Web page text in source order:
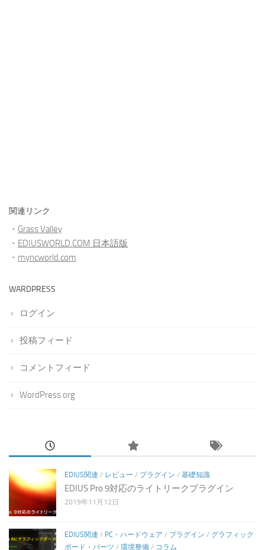
関連リンク
・ Grass Valley
・ EDIUSWORLD.COM 日本語版
・ myncworld.com
WARDPRESS
ログイン
投稿フィード
コメントフィード
WordPress.org
EDIUS関連 / レビュー / プラグイン / 基礎知識
EDIUS Pro 9対応のライトリークプラグイン
2019年11月12日
EDIUS関連 / PC・ハードウェア / プラグイン / グラフィック
ボード・パーツ / 環境整備 / コラム